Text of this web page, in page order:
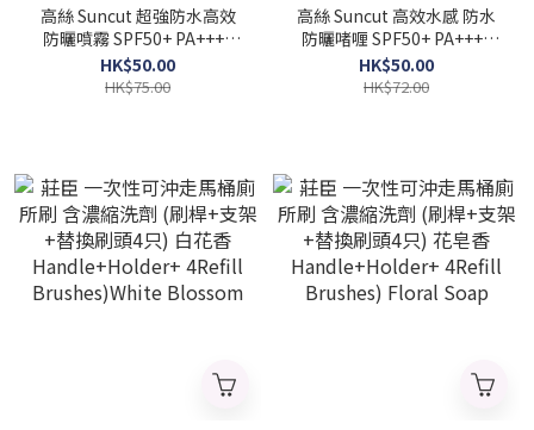
高絲 Suncut 超強防水高效
防曬噴霧 SPF50+ PA++++
60ml (Barcode:
4971710595680)
HK$50.00
HK$75.00
高絲 Suncut 高效水感 防水
防曬啫喱 SPF50+ PA++++
120g (Barcode:
4971710577242)
HK$50.00
HK$72.00